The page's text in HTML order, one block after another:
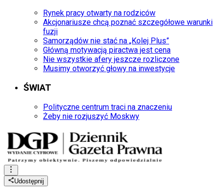
Rynek pracy otwarty na rodziców
Akcjonariusze chcą poznać szczegółowe warunki
fuzji
Samorządów nie stać na „Kolej Plus”
Główną motywacją piractwa jest cena
Nie wszystkie afery jeszcze rozliczone
Musimy otworzyć głowy na inwestycje
ŚWIAT
Polityczne centrum traci na znaczeniu
Żeby nie rozjuszyć Moskwy
Udostępnij